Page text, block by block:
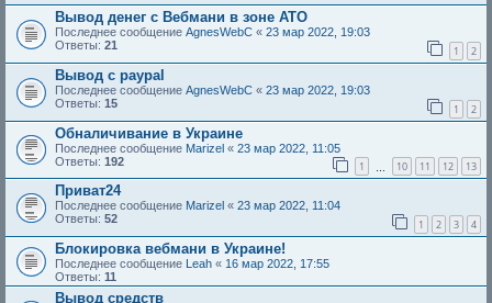
Вывод денег с Вебмани в зоне АТО
Последнее сообщение AgnesWebC « 23 мар 2022, 19:03
Ответы: 21 1 2
Вывод с paypal
Последнее сообщение AgnesWebC « 23 мар 2022, 19:03
Ответы: 15 1 2
Обналичивание в Украине
Последнее сообщение Marizel « 23 мар 2022, 11:05
Ответы: 192 1 10 11 12 13
Приват24
Последнее сообщение Marizel « 23 мар 2022, 11:04
Ответы: 52 1 2 3 4
Блокировка вебмани в Украине!
Последнее сообщение Leah « 16 мар 2022, 17:55
Ответы: 11
Вывод средств